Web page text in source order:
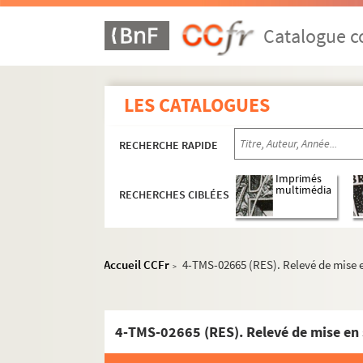
Catalogue
LES CATALOGUES
RECHERCHE RAPIDE
RECHERCHES CIBLÉES
Imprimés
multimédia
Accueil CCFr > 4-TMS-02665 (RES). Relevé de mise
4-TMS-02665 (RES). Relevé de mise en
Georges Delance. Le secret de William
Diego Fabbri. Le séducteur : comédie en 3
Charlotte Delbo. La sentence : pièce en 3
Robert de Flers, Gaston de Caillavet. Les
Ernest Legouvé. Une séparation : drame en 4
Constance Colline. Septembre : pièce en 4
Félicien Mallefille. Les sept infans de Lara :
Victorien Sardou. Séraphine : comédie en 5
André Sylvane. Le serment d'Yvonne :
Jean Yole. La servante sans gages : pièce en